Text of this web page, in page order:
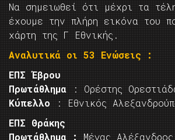
Να σημειωθεί ότι μέχρι τα
έχουμε την πλήρη εικόνα του
χάρτη της Γ Εθνικής.
Αναλυτικά οι 53 Ενώσεις :
ΕΠΣ Έβρου
Πρωτάθλημα : Ορέστης
Κύπελλο : Εθνικός
ΕΠΣ Θράκης
Πρωτάθλημα : Μέγας